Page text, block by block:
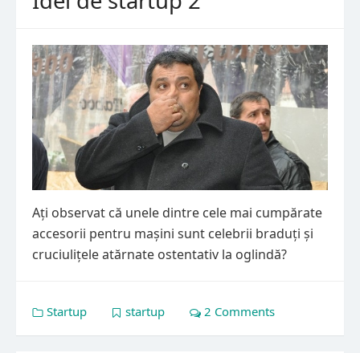
Ați observat că unele dintre cele mai cumpărate
accesorii pentru mașini sunt celebrii braduți și
cruciulițele atărnate ostentativ la oglindă?
Startup startup 2 Comments